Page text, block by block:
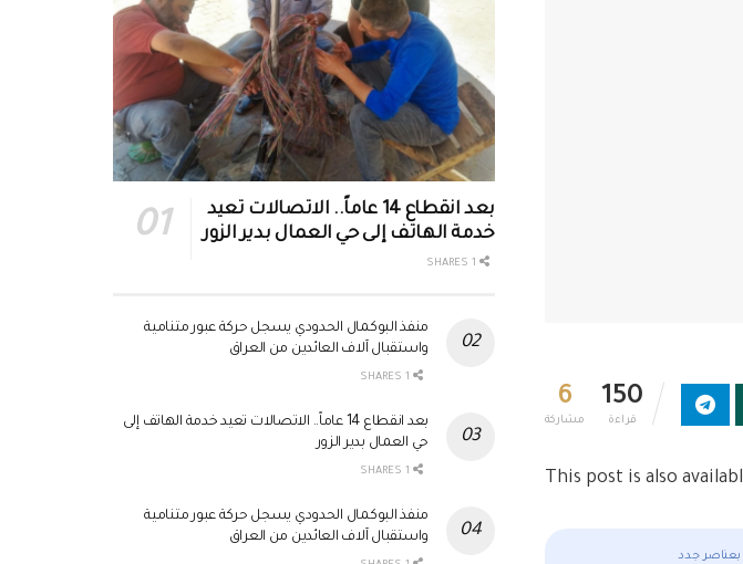
6
مشاركة
150
قراءة
This post is also
بعناصر جدد
بعد انقطاع 14 عاماً.. الاتصالات تعيد
خدمة الهاتف إلى حي العمال بدير الزور
منفذ البوكمال الحدودي يسجل حركة عبور متنامية
واستقبال آلاف العائدين من العراق
بعد انقطاع 14 عاماً.. الاتصالات تعيد خدمة الهاتف إلى
حي العمال بدير الزور
منفذ البوكمال الحدودي يسجل حركة عبور متنامية
واستقبال آلاف العائدين من العراق